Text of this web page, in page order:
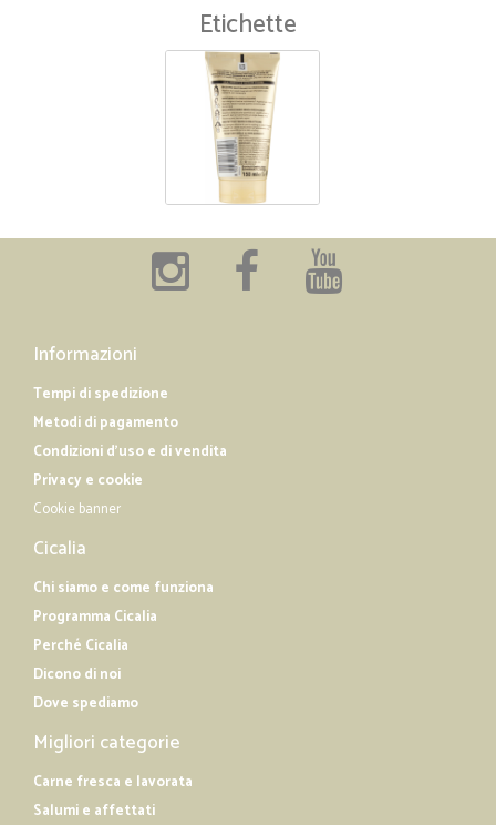
Etichette
Informazioni
Tempi di spedizione
Metodi di pagamento
Condizioni d'uso e di vendita
Privacy e cookie
Cookie banner
Cicalia
Chi siamo e come funziona
Programma Cicalia
Perché Cicalia
Dicono di noi
Dove spediamo
Migliori categorie
Carne fresca e lavorata
Salumi e affettati